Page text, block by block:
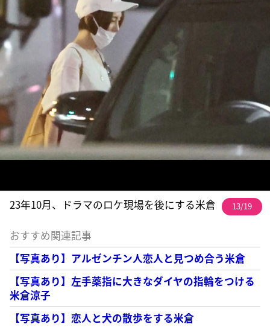
23年10月、ドラマのロケ現場を後にする米倉 13/19
おすすめ関連記事
【写真あり】アルゼンチン人恋人と見つめ合う米倉
【写真あり】左手薬指に大きなダイヤの指輪をつける
米倉涼子
【写真あり】恋人と犬の散歩をする米倉